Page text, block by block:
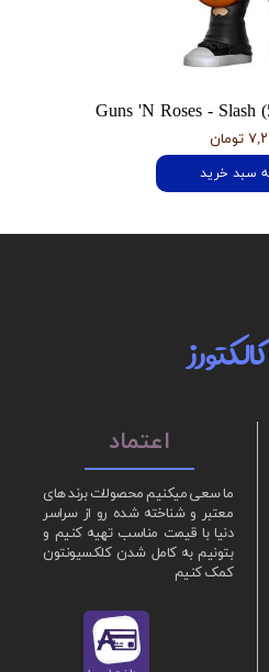
سبد خرید
ما سعی میکنیم محصولات برند های
معتبر و شناخته شده رو از سراسر
دنیا با قیمت مناسب تهیه کنیم و
بتونیم به کامل شدن کلکسیونتون
کمک کنیم
کالکتورز
اعتماد